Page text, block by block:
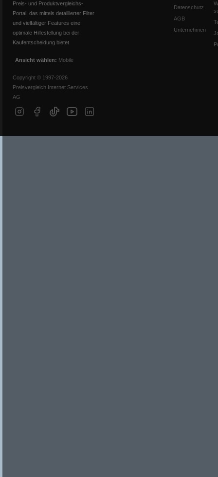
Preis- und Produktvergleichs-
Portal, das mittels detaillierter Filter
und vielfältiger Features eine
optimale Hilfestellung bei der
Kaufentscheidung bietet.
Ansicht wählen: Mobile
Copyright © 1997-2026
Preisvergleich Internet Services
AG
Datenschutz
AGB
Unternehmen